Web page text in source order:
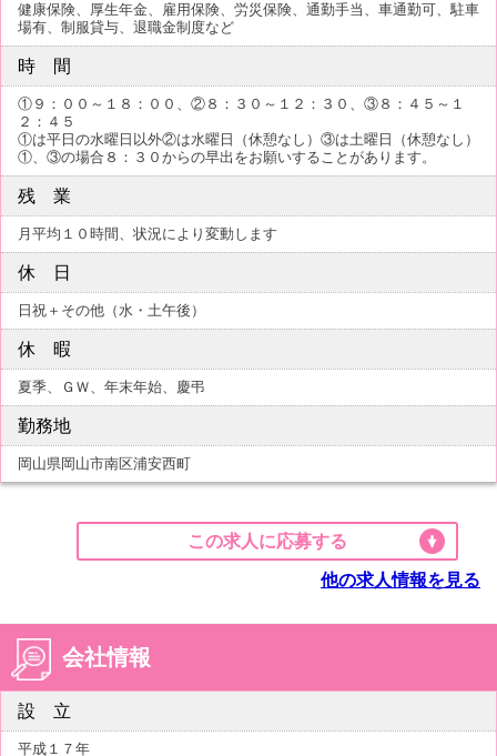
健康保険、厚生年金、雇用保険、労災保険、通勤手当、車通勤可、駐車
場有、制服貸与、退職金制度など
時 間
①９：００～１８：００、②８：３０～１２：３０、③８：４５～１
２：４５
①は平日の水曜日以外②は水曜日（休憩なし）③は土曜日（休憩なし）
①、③の場合８：３０からの早出をお願いすることがあります。
残 業
月平均１０時間、状況により変動します
休 日
日祝＋その他（水・土午後）
休 暇
夏季、ＧＷ、年末年始、慶弔
勤務地
岡山県岡山市南区浦安西町
この求人に応募する
他の求人情報を見る
会社情報
設 立
平成１７年